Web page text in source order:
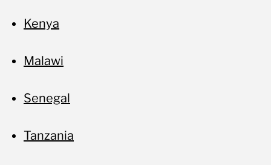
Kenya
Malawi
Senegal
Tanzania